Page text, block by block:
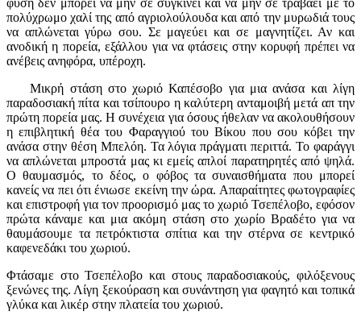
φύση δεν μπορεί να μην σε συγκινεί και να μην σε τραβάει με το
πολύχρωμο χαλί της από αγριολούλουδα και από την μυρωδιά τους
να απλώνεται γύρω σου. Σε μαγεύει και σε μαγνητίζει. Αν και
ανοδική η πορεία, εξάλλου για να φτάσεις στην κορυφή πρέπει να
ανέβεις ανηφόρα, υπέροχη.
Μικρή στάση στο χωριό Καπέσοβο για μια ανάσα και λίγη
παραδοσιακή πίτα και τσίπουρο η καλύτερη ανταμοιβή μετά απ την
πρώτη πορεία μας. Η συνέχεια για όσους ήθελαν να ακολουθήσουν
η επιβλητική θέα του Φαραγγιού του Βίκου που σου κόβει την
ανάσα στην θέση Μπελόη. Τα λόγια πράγματι περιττά. Το φαράγγι
να απλώνεται μπροστά μας κι εμείς απλοί παρατηρητές από ψηλά.
Ο θαυμασμός, το δέος, ο φόβος τα συναισθήματα που μπορεί
κανείς να πει ότι ένιωσε εκείνη την ώρα. Απαραίτητες φωτογραφίες
και επιστροφή για τον προορισμό μας το χωριό Τσεπέλοβο, εφόσον
πρώτα κάναμε και μια ακόμη στάση στο χωρίο Βραδέτο για να
θαυμάσουμε τα πετρόκτιστα σπίτια και την στέρνα σε κεντρικό
καφενεδάκι του χωριού.
Φτάσαμε στο Τσεπέλοβο και στους παραδοσιακούς, φιλόξενους
ξενώνες της. Λίγη ξεκούραση και συνάντηση για φαγητό και τοπικά
γλύκα και λικέρ στην πλατεία του χωριού.